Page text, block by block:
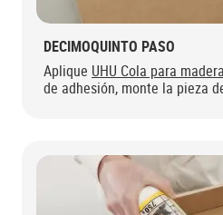
DECIMOQUINTO PASO
Aplique UHU Cola para madera
de adhesión, monte la pieza